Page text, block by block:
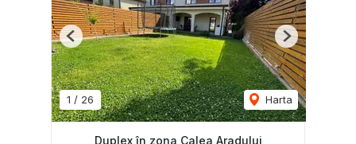
1 / 26 Harta
Previous Next
Duplex în zona Calea Aradului